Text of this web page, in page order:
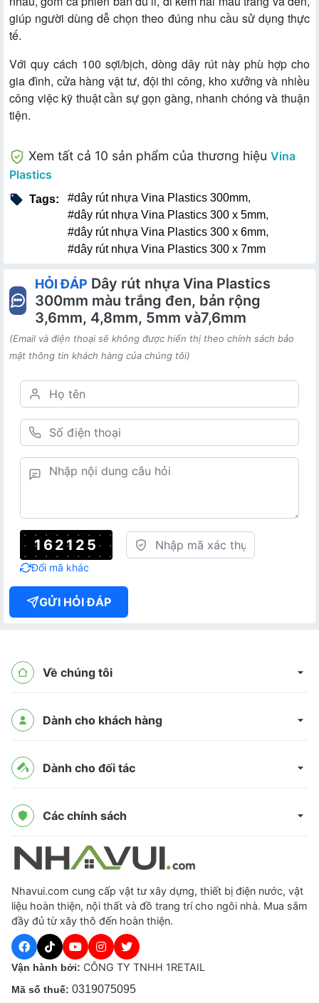
giúp người dùng dễ chọn theo đúng nhu cầu sử dụng thực
tế.
Với quy cách 100 sợi/bịch, dòng dây rút này phù hợp cho
gia đình, cửa hàng vật tư, đội thi công, kho xưởng và nhiều
công việc kỹ thuật cần sự gọn gàng, nhanh chóng và thuận
tiện.
Xem tất cả 10 sản phẩm của thương hiệu Vina
Plastics
Tags: #dây rút nhựa Vina Plastics 300mm,
#dây rút nhựa Vina Plastics 300 x 5mm,
#dây rút nhựa Vina Plastics 300 x 6mm,
#dây rút nhựa Vina Plastics 300 x 7mm
HỎI ĐÁP Dây rút nhựa Vina Plastics
300mm màu trắng đen, bản rộng
3,6mm, 4,8mm, 5mm và7,6mm
(Email và điện thoại sẽ không được hiển thị theo chính sách bảo
mật thông tin khách hàng của chúng tôi)
162125
Đổi mã khác
GỬI HỎI ĐÁP
Về chúng tôi
Dành cho khách hàng
Dành cho đối tác
Các chính sách
Nhavui.com cung cấp vật tư xây dựng, thiết bị điện nước, vật
liệu hoàn thiện, nội thất và đồ trang trí cho ngôi nhà. Mua sắm
đầy đủ từ xây thô đến hoàn thiện.
Vận hành bởi: CÔNG TY TNHH 1RETAIL
Mã số thuế: 0319075095